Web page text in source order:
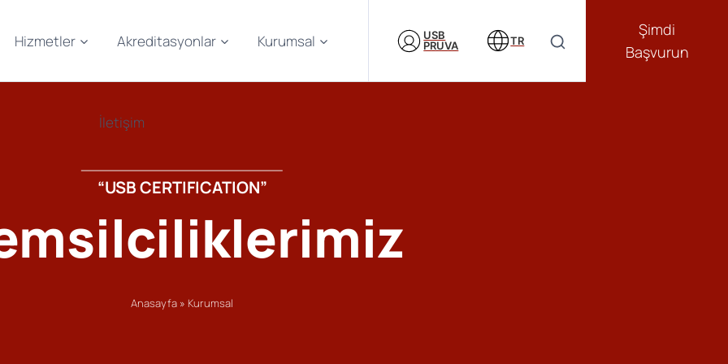
Hizmetler Akreditasyonlar Kurumsal
İletişim
USB
PRUVA
TR
Şimdi
Başvurun
“USB CERTIFICATION”
Anasayfa » Kurumsal